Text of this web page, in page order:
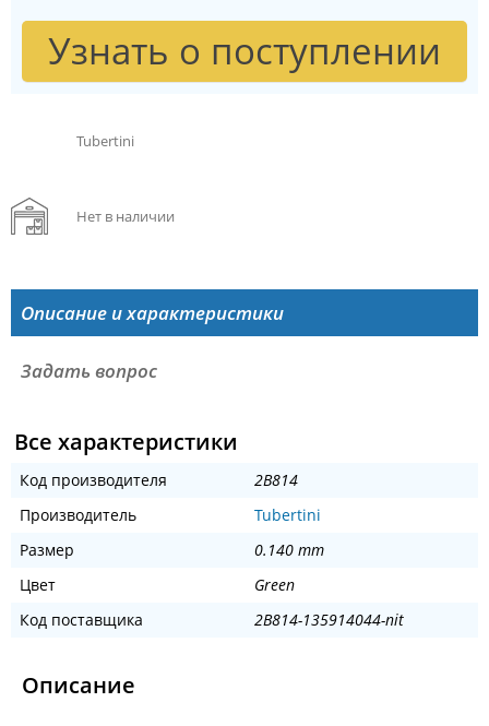
Узнать о поступлении
Tubertini
Нет в наличии
Описание и характеристики
Задать вопрос
Все характеристики
Код производителя
2B814
Производитель
Tubertini
Размер
0.140 mm
Цвет
Green
Код поставщика
2B814-135914044-nit
Описание